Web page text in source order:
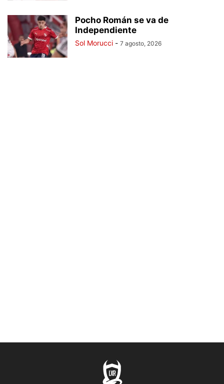
Pocho Román se va de
Independiente
Sol Morucci - 7 agosto, 2026